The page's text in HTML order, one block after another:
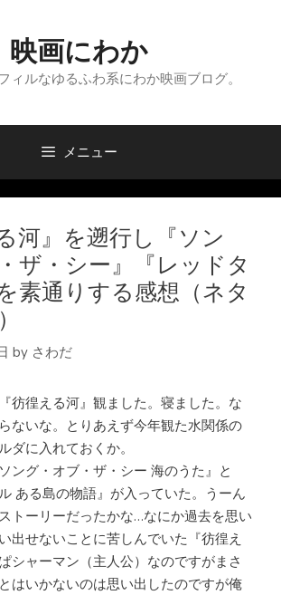
映画にわか
ィルなゆるふわ系にわか映画ブログ。
メニュー
河』を遡行し『ソン
ザ・シー』『レッドタ
素通りする感想（ネタ
by さわだ
彷徨える河』観ました。寝ました。な
ないな。とりあえず今年観た水関係の
ダに入れておくか。
ング・オブ・ザ・シー 海のうた』と
ある島の物語』が入っていた。うーん
トーリーだったかな…なにか過去を思い
出せないことに苦しんでいた『彷徨え
シャーマン（主人公）なのですがまさ
はいかないのは思い出したのですが俺